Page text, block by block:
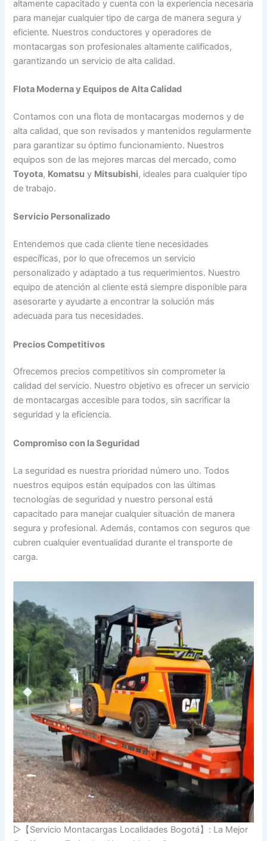
altamente capacitado y cuenta con la experiencia necesaria
para manejar cualquier tipo de carga de manera segura y
eficiente. Nuestros conductores y operadores de
montacargas son profesionales altamente calificados,
garantizando un servicio de alta calidad.
Flota Moderna y Equipos de Alta Calidad
Contamos con una flota de montacargas modernos y de
alta calidad, que son revisados y mantenidos regularmente
para garantizar su óptimo funcionamiento. Nuestros
equipos son de las mejores marcas del mercado, como
Toyota, Komatsu y Mitsubishi, ideales para cualquier tipo
de trabajo.
Servicio Personalizado
Entendemos que cada cliente tiene necesidades
específicas, por lo que ofrecemos un servicio
personalizado y adaptado a tus requerimientos. Nuestro
equipo de atención al cliente está siempre disponible para
asesorarte y ayudarte a encontrar la solución más
adecuada para tus necesidades.
Precios Competitivos
Ofrecemos precios competitivos sin comprometer la
calidad del servicio. Nuestro objetivo es ofrecer un servicio
de montacargas accesible para todos, sin sacrificar la
seguridad y la eficiencia.
Compromiso con la Seguridad
La seguridad es nuestra prioridad número uno. Todos
nuestros equipos están equipados con las últimas
tecnologías de seguridad y nuestro personal está
capacitado para manejar cualquier situación de manera
segura y profesional. Además, contamos con seguros que
cubren cualquier eventualidad durante el transporte de
carga.
▷【Servicio Montacargas Localidades Bogotá】: La Mejor